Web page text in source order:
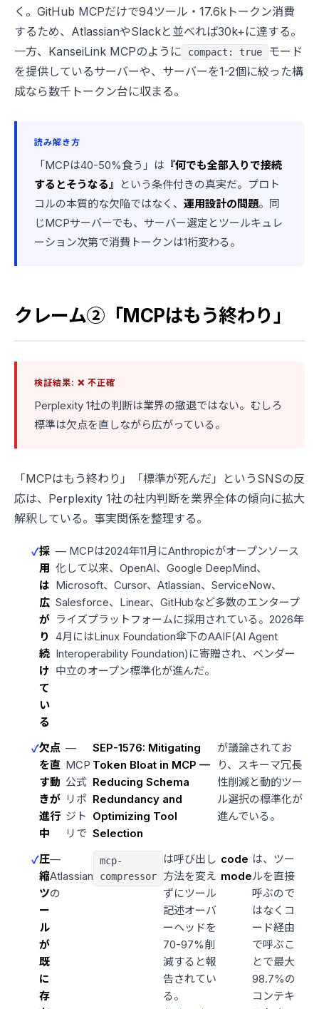
く。GitHub MCPだけで94ツール・17.6kトークン消費
するため、AtlassianやSlackと並べれば30k+に達する。
一方、KanseiLink MCPのように
compact: true
モード
を提供しているサーバーや、サーバーを1-2個に絞った構
成なら数千トークン台に収まる。
読み解き方
「MCPは40-50%食う」は 『何でも全部入りで接続
するとそうなる』
という条件付きの真実だ。プロト
コルの本質的な欠陥ではなく、 運用設計の問題。同
じMCPサーバーでも、サーバー選定とツールキュレ
ーション次第で消費トークンは1桁変わる。
クレーム②「MCPはもう終わり」
検証結果: ❌ 不正確
Perplexity 1社の判断は業界の撤退ではない。むしろ
標準は欠点を直しながら広がっている。
「MCPはもう終わり」「標準が死んだ」というSNSの反
応は、Perplexity 1社の社内判断を業界全体の傾向に拡大
解釈している。事実関係を整理する。
採
用
は
広
が
り
続
け
て
い
る
— MCPは2024年11月にAnthropicがオープンソース
化して以来、OpenAI、Google DeepMind、
Microsoft、Cursor、Atlassian、ServiceNow、
Salesforce、Linear、GitHubなど多数のエンタープ
ライズプラットフォームに採用されている。2026年
4月にはLinux Foundation傘下のAAIF(AI Agent
Interoperability Foundation)に寄贈され、ベンダー
中立のオープン標準化が進んだ。
欠点
を直
す動
きが
進行
中
—
MCP
公式
リポ
ジト
リで
SEP-1576: Mitigating
Token Bloat in MCP —
Reducing Schema
Redundancy and
Optimizing Tool
Selection
が議論されてお
り、スキーマ冗長
性削減と動的ツー
ル選択の標準化が
進んでいる。
圧
縮
ツ
ー
ル
が
既
に
存
—
Atlassian
の
mcp-
compressor
は呼び出し
方法を変え
ずにツール
記述オーバ
ーヘッドを
70-97%削
減すると報
告されてい
る。
code
mode
は、ツー
ルを直接
呼ぶので
はなくコ
ード経由
で呼ぶこ
とで最大
98.7%の
コンテキ